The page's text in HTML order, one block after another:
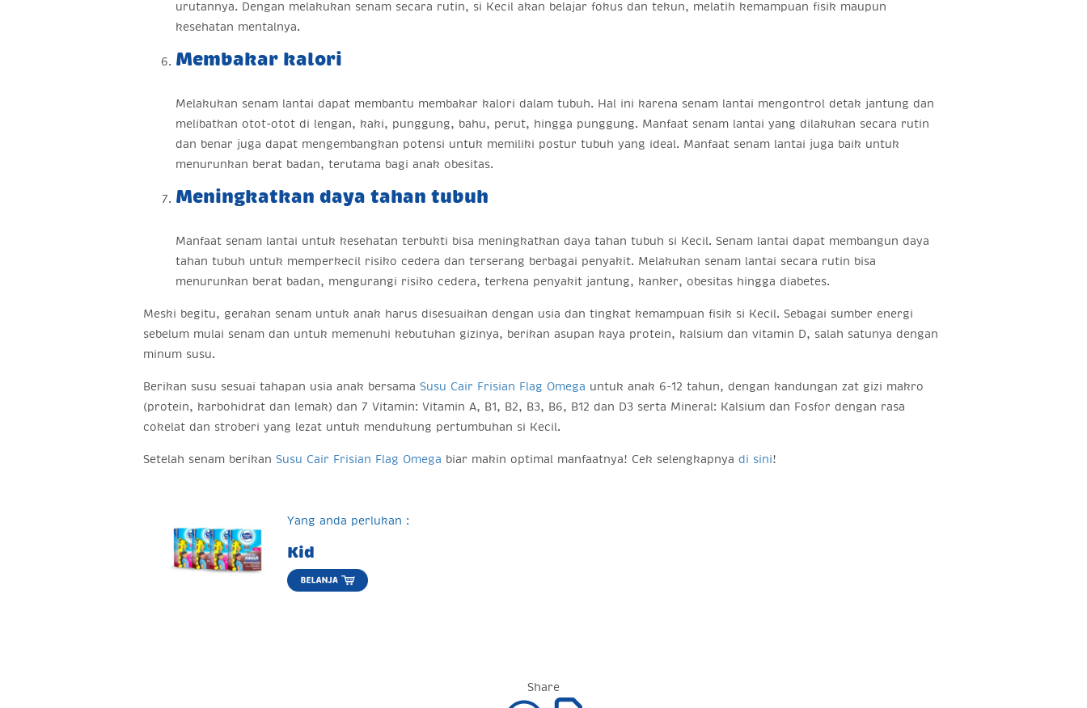
urutannya. Dengan melakukan senam secara rutin, si Kecil akan belajar fokus dan tekun, melatih kemampuan fisik maupun
kesehatan mentalnya.
Membakar kalori
Melakukan senam lantai dapat membantu membakar kalori dalam tubuh. Hal ini karena senam lantai mengontrol detak jantung dan
melibatkan otot-otot di lengan, kaki, punggung, bahu, perut, hingga punggung. Manfaat senam lantai yang dilakukan secara rutin
dan benar juga dapat mengembangkan potensi untuk memiliki postur tubuh yang ideal. Manfaat senam lantai juga baik untuk
menurunkan berat badan, terutama bagi anak obesitas.
Meningkatkan daya tahan tubuh
Manfaat senam lantai untuk kesehatan terbukti bisa meningkatkan daya tahan tubuh si Kecil. Senam lantai dapat membangun daya
tahan tubuh untuk memperkecil risiko cedera dan terserang berbagai penyakit. Melakukan senam lantai secara rutin bisa
menurunkan berat badan, mengurangi risiko cedera, terkena penyakit jantung, kanker, obesitas hingga diabetes.
Meski begitu, gerakan senam untuk anak harus disesuaikan dengan usia dan tingkat kemampuan fisik si Kecil. Sebagai sumber energi
sebelum mulai senam dan untuk memenuhi kebutuhan gizinya, berikan asupan kaya protein, kalsium dan vitamin D, salah satunya dengan
minum susu.
Berikan susu sesuai tahapan usia anak bersama Susu Cair Frisian Flag Omega untuk anak 6-12 tahun, dengan kandungan zat gizi makro
(protein, karbohidrat dan lemak) dan 7 Vitamin: Vitamin A, B1, B2, B3, B6, B12 dan D3 serta Mineral: Kalsium dan Fosfor dengan rasa
cokelat dan stroberi yang lezat untuk mendukung pertumbuhan si Kecil.
Setelah senam berikan Susu Cair Frisian Flag Omega biar makin optimal manfaatnya! Cek selengkapnya di sini!
Yang anda perlukan :
Kid
Share